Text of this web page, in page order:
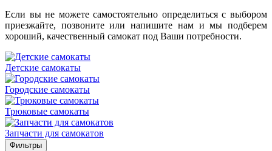
Если вы не можете самостоятельно определиться с выбором
приезжайте, позвоните или напишите нам и мы подберем
хороший, качественный самокат под Ваши потребности.
Детские самокаты
Городские самокаты
Трюковые самокаты
Запчасти для самокатов
Фильтры